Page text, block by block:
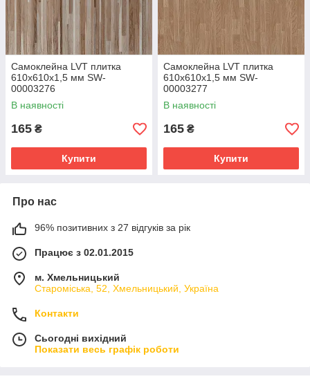
Самоклейна LVT плитка
610х610х1,5 мм SW-
00003276
В наявності
165 ₴
Купити
Самоклейна LVT плитка
610х610х1,5 мм SW-
00003277
В наявності
165 ₴
Купити
Про нас
96% позитивних з 27 відгуків за рік
Працює з 02.01.2015
м. Хмельницький
Староміська, 52, Хмельницький, Україна
Контакти
Сьогодні вихідний
Показати весь графік роботи